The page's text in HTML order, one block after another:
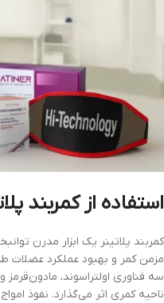
استفاده از کمربند
کمربند پلاتینر یک ابزار مدرن
مزمن کمر و بهبود عملکرد
سه فناوری اولتراسوند،
ناحیه کمری اثر می‌گذارد. نفوذ